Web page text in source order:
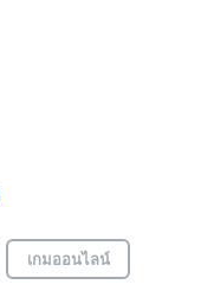
เกมออนไลน์